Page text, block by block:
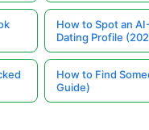
How to Spot an
Dating Profile
How to Find
Guide)